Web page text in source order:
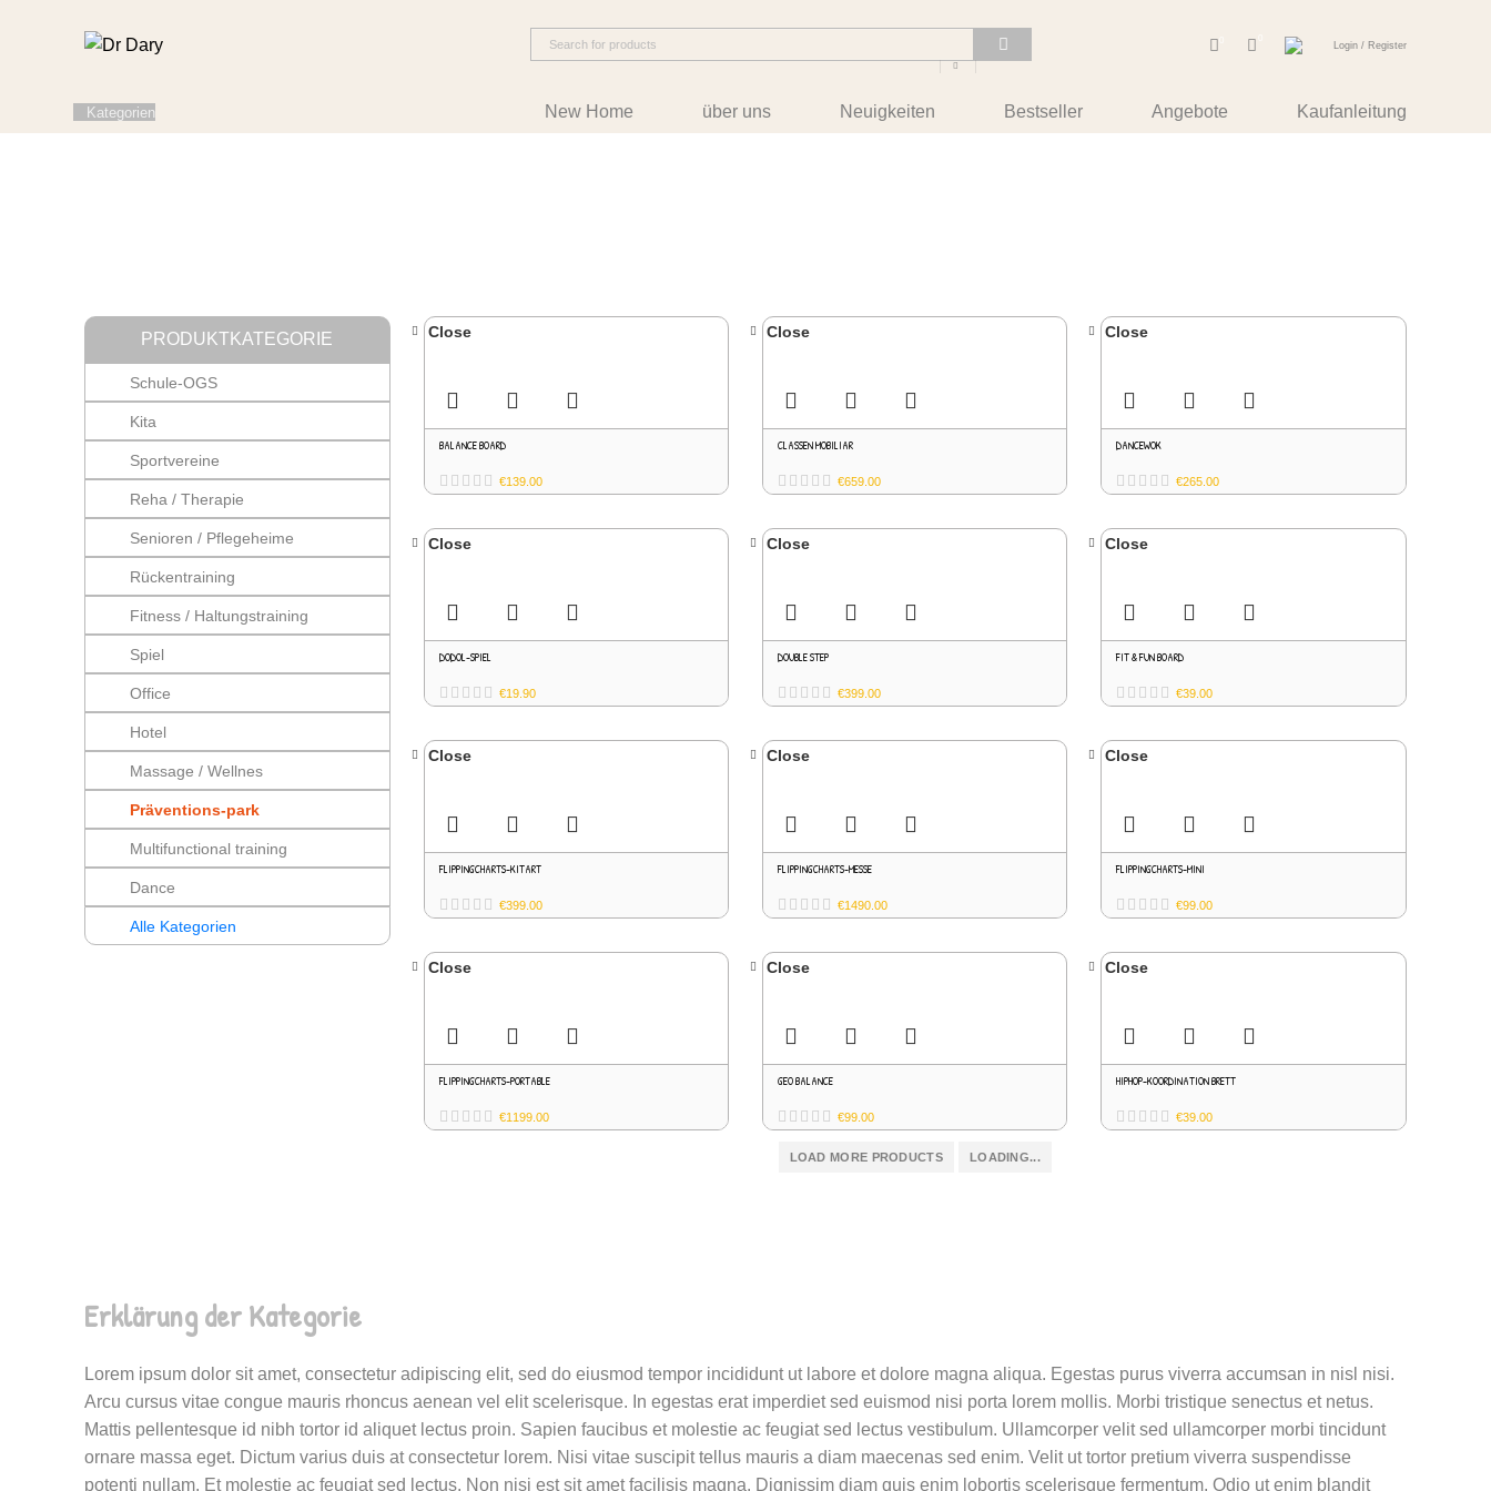
Login / Register
Kategorien New Home über uns Neuigkeiten Bestseller Angebote Kaufanleitung
PRODUKTKATEGORIE
Schule-OGS
Kita
Sportvereine
Reha / Therapie
Senioren / Pflegeheime
Rückentraining
Fitness / Haltungstraining
Spiel
Office
Hotel
Massage / Wellnes
Präventions-park
Multifunctional training
Dance
Alle Kategorien
Close
BALANCE BOARD
€139.00
Close
CLASSEN MOBILIAR
€659.00
Close
DANCEWOK
€265.00
Close
DODOL-SPIEL
€19.90
Close
DOUBLE STEP
€399.00
Close
FIT & FUN BOARD
€39.00
Close
FLIPPINGCHARTS-KITART
€399.00
Close
FLIPPINGCHARTS-MESSE
€1490.00
Close
FLIPPINGCHARTS-MINI
€99.00
Close
FLIPPINGCHARTS-PORTABLE
€1199.00
Close
GEO BALANCE
€99.00
Close
HIPHOP-KOORDINATION BRETT
€39.00
LOAD MORE PRODUCTS LOADING...
Erklärung der Kategorie
Lorem ipsum dolor sit amet, consectetur adipiscing elit, sed do eiusmod tempor incididunt ut labore et dolore magna aliqua. Egestas purus viverra accumsan in nisl nisi.
Arcu cursus vitae congue mauris rhoncus aenean vel elit scelerisque. In egestas erat imperdiet sed euismod nisi porta lorem mollis. Morbi tristique senectus et netus.
Mattis pellentesque id nibh tortor id aliquet lectus proin. Sapien faucibus et molestie ac feugiat sed lectus vestibulum. Ullamcorper velit sed ullamcorper morbi tincidunt
ornare massa eget. Dictum varius duis at consectetur lorem. Nisi vitae suscipit tellus mauris a diam maecenas sed enim. Velit ut tortor pretium viverra suspendisse
potenti nullam. Et molestie ac feugiat sed lectus. Non nisi est sit amet facilisis magna. Dignissim diam quis enim lobortis scelerisque fermentum. Odio ut enim blandit